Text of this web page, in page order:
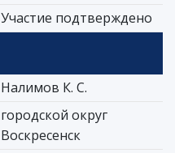
Участие подтверждено
Налимов К. С.
городской округ
Воскресенск